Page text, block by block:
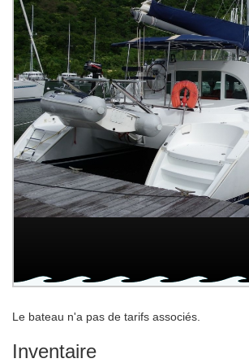
Le bateau n'a pas de tarifs associés.
Inventaire